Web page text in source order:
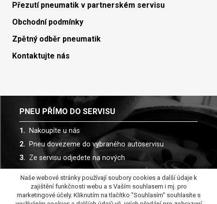
Přezutí pneumatik v partnerském servisu
Obchodní podmínky
Zpětný odběr pneumatik
Kontaktujte nás
PNEU PŘÍMO DO SERVISU
Nakoupíte u nás
Pneu dovezeme do vybraného autoservisu
Ze servisu odjedete na nových
Spolupracujeme s více než 30 autoservisy
Naše webové stránky používají soubory cookies a další údaje k
zajištění funkčnosti webu a s Vaším souhlasem i mj. pro
marketingové účely. Kliknutím na tlačítko "Souhlasím" souhlasíte s